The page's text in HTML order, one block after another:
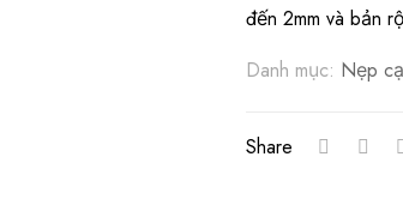
đến 2mm và bản
Danh mục: Nẹp
Share